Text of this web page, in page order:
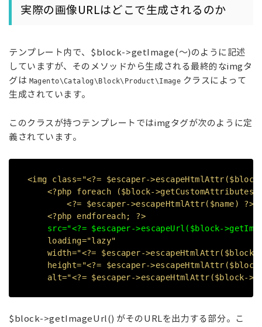
実際の画像URLはどこで生成されるのか
テンプレート内で、$block->getImage(～)のように記述
していますが、そのメソッドから生成される最終的なimgタ
グは Magento\Catalog\Block\Product\Image クラスによって
生成されています。
このクラスが持つテンプレートではimgタグが次のように定
義されています。
<img class="<?= $escaper-
<?php foreach ($block->getCustomAttributes()
<?= $escaper->escapeHtmlAttr($name)
<?php endforeach; ?>
src="<?= $escaper->escapeUrl($block-
loading="lazy"
width="<?= $escaper->escapeHtmlAttr($block-
height="<?= $escaper-
alt="<?= $escaper->escapeHtmlAttr($block-
$block->getImageUrl() がそのURLを出力する部分。こ